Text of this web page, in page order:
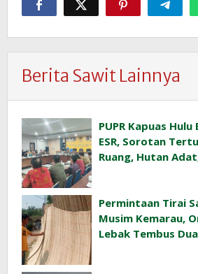
Berita Sawit Lainnya
PUPR Kapuas Hulu
ESR, Sorotan
Ruang, Hutan
Permintaan Tirai
Musim Kemarau,
Lebak Tembus